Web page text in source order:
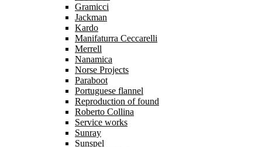
Gramicci
Jackman
Kardo
Manifaturra Ceccarelli
Merrell
Nanamica
Norse Projects
Paraboot
Portuguese flannel
Reproduction of found
Roberto Collina
Service works
Sunray
Sunspel